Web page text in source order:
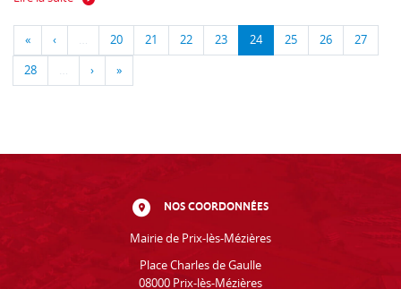
« ‹ … 20 21 22 23 24 25 26 27
28 … › »
NOS COORDONNÉES
Mairie de Prix-lès-Mézières
Place Charles de Gaulle
08000 Prix-lès-Mézières